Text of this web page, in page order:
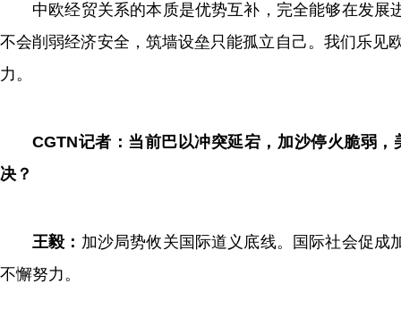
中欧经贸关系的本质是优势互补，完全能够在发
不会削弱经济安全，筑墙设垒只能孤立自己。我们乐见
力。
CGTN记者：当前巴以冲突延宕，加沙停火脆弱
决？
王毅： 加沙局势攸关国际道义底线。国际社会促
不懈努力。